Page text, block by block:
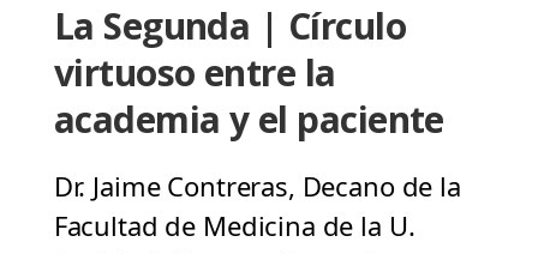
La Segunda | Círculo
virtuoso entre la
academia y el paciente
Dr. Jaime Contreras, Decano de la
Facultad de Medicina de la U.